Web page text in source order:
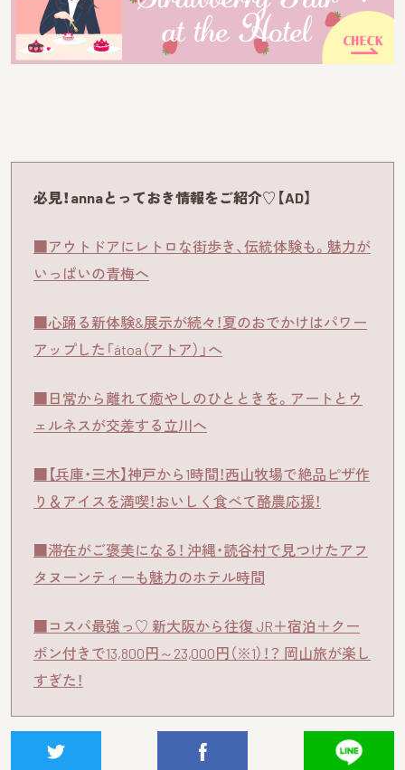
必見！annaとっておき情報をご紹介♡【AD】
■アウトドアにレトロな街歩き、伝統体験も。魅力が
いっぱいの青梅へ
■心踊る新体験&展示が続々！夏のおでかけはパワー
アップした「átoa（アトア）」へ
■日常から離れて癒やしのひとときを。アートとウ
ェルネスが交差する立川へ
■【兵庫・三木】神戸から1時間！西山牧場で絶品ピザ作
り＆アイスを満喫！おいしく食べて酪農応援！
■滞在がご褒美になる！ 沖縄・読谷村で見つけたアフ
タヌーンティーも魅力のホテル時間
■コスパ最強っ♡ 新大阪から往復 JR＋宿泊＋クー
ポン付きで13,800円～23,000円（※1）！？ 岡山旅が楽し
すぎた！